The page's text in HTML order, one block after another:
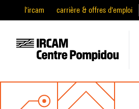
l'ircam carrière & offres d'emploi